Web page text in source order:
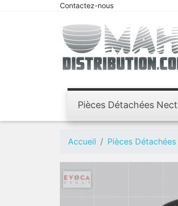
Contactez-nous
Pièces Détachées
Accueil Pièces